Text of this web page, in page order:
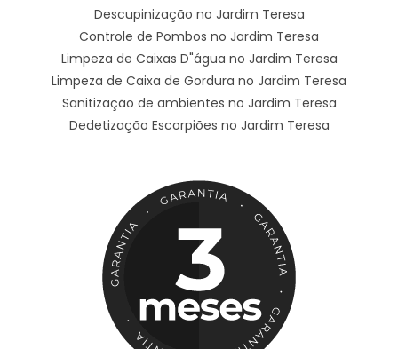
Descupinização no Jardim Teresa
Controle de Pombos no Jardim Teresa
Limpeza de Caixas D"água no Jardim Teresa
Limpeza de Caixa de Gordura no Jardim Teresa
Sanitização de ambientes no Jardim Teresa
Dedetização Escorpiões no Jardim Teresa